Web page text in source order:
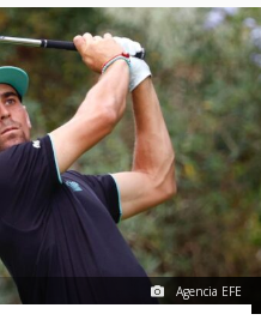
Agencia EFE